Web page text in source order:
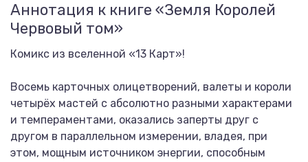
Аннотация к книге «Земля Королей
Червовый том»
Комикс из вселенной «13 Карт»!
Восемь карточных олицетворений, валеты и короли
четырёх мастей с абсолютно разными характерами
и темпераментами, оказались заперты друг с
другом в параллельном измерении, владея, при
этом, мощным источником энергии, способным